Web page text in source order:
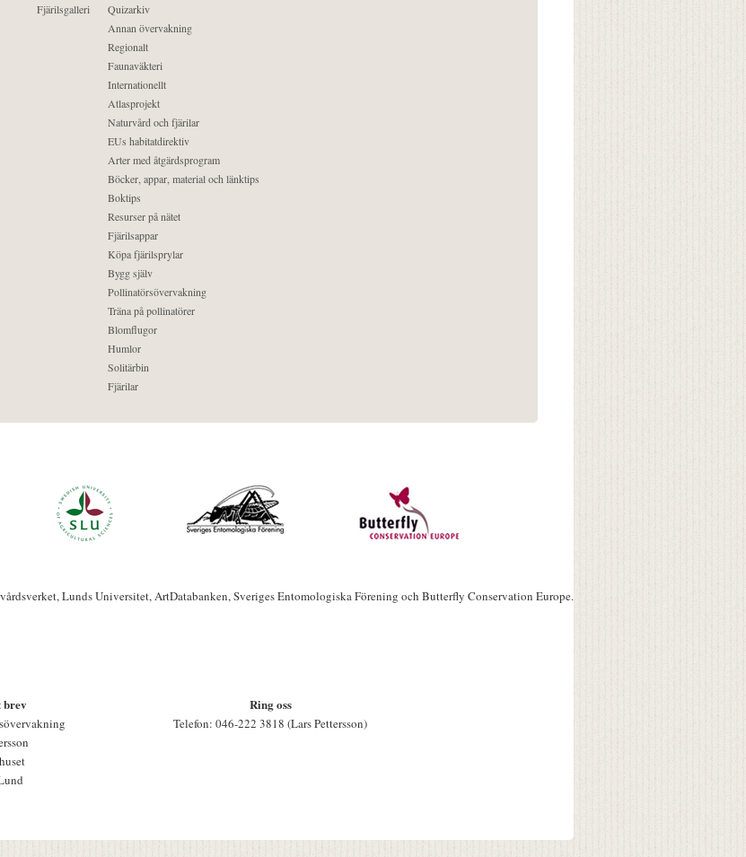
Fjärilsgalleri
Quizarkiv
Annan övervakning
Regionalt
Faunaväkteri
Internationellt
Atlasprojekt
Naturvård och fjärilar
EUs habitatdirektiv
Arter med åtgärdsprogram
Böcker, appar, material och länktips
Boktips
Resurser på nätet
Fjärilsappar
Köpa fjärilsprylar
Bygg själv
Pollinatörsövervakning
Träna på pollinatörer
Blomflugor
Humlor
Solitärbin
Fjärilar
Lunds Universitet, ArtDatabanken, Sveriges Entomologiska Förening och Butterfly Conservation Europe.
brev Ring oss
Telefon: 046-222 3818 (Lars Pettersson)